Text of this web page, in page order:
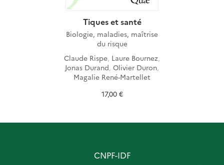
Tiques et santé
Biologie, maladies, maîtrise
du risque
Claude Rispe, Laure Bournez,
Jonas Durand, Olivier Duron,
Magalie René-Martellet
17,00 €
CNPF-IDF